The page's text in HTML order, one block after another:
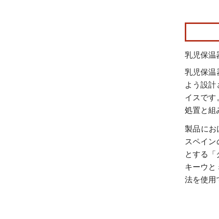
画像 ©
乳児保温
乳児保温
よう設
イスです
処置と組
製品にお
スペイン
とする「
キーウと
法を使用